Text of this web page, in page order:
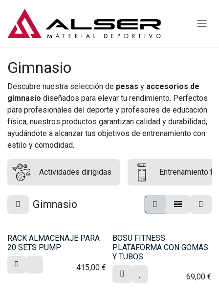
Gimnasio
Descubre nuestra selección de pesas y accesorios de
gimnasio diseñados para elevar tu rendimiento. Perfectos
para profesionales del deporte y profesores de educación
física, nuestros productos garantizan calidad y durabilidad,
ayudándote a alcanzar tus objetivos de entrenamiento con
estilo y comodidad.
Actividades dirigidas Entrenamiento
Gimnasio
RACK ALMACENAJE PARA
20 SETS PUMP
415,00 €
BOSU FITNESS
PLATAFORMA CON GOMAS
Y TUBOS
69,00€